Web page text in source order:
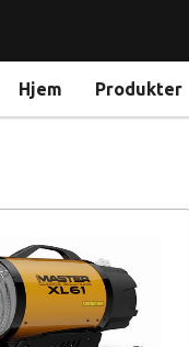
Hjem Produkter